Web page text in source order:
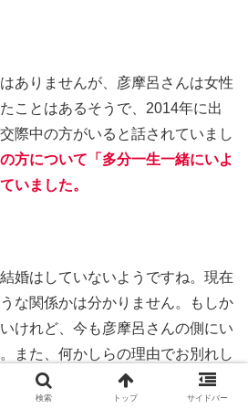
ありませんが、彦摩呂さんは女性
ことはあるそうで、2014年に出
際中の方がいると話されていまし
方について「多分一生一緒にいよ
いました。
婚はしていないようですね。現在
な関係かは分かりません。もしか
けれど、今も彦摩呂さんの側にい
また、何かしらの理由でお別れし
せん。人生にはいろいろとありま
検索 トップ サイドバー